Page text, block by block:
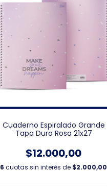
Cuaderno Espiralado Grande
Tapa Dura Rosa 21x27
$12.000,00
6 cuotas sin interés de $2.000,00